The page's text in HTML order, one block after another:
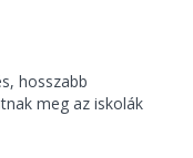
hosszabb
meg az iskolák